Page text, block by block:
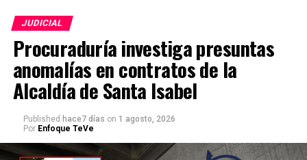
JUDICIAL
Procuraduría investiga presuntas
anomalías en contratos de la
Alcaldía de Santa Isabel
Published hace7 días on 1 agosto, 2026
Por Enfoque TeVe